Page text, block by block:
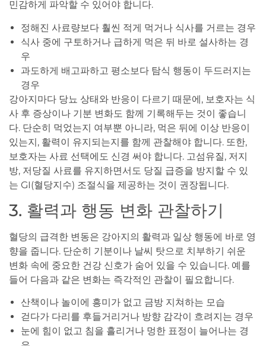
민감하게 파악할 수 있어야 합니다.
정해진 사료량보다 훨씬 적게 먹거나 식사를 거르는 경우
식사 중에 구토하거나 급하게 먹은 뒤 바로 설사하는 경
우
과도하게 배고파하고 평소보다 탐식 행동이 두드러지는
경우
강아지마다 당뇨 상태와 반응이 다르기 때문에, 보호자는 식
사 후 증상이나 기분 변화도 함께 기록해두는 것이 좋습니
다. 단순히 먹었는지 여부뿐 아니라, 먹은 뒤에 이상 반응이
있는지, 활력이 유지되는지를 함께 관찰해야 합니다. 또한,
보호자는 사료 선택에도 신경 써야 합니다. 고섬유질, 저지
방, 저당질 사료를 유지하면서도 당질 급증을 방지할 수 있
는 GI(혈당지수) 조절식을 제공하는 것이 권장됩니다.
3. 활력과 행동 변화 관찰하기
혈당의 급격한 변동은 강아지의 활력과 일상 행동에 바로 영
향을 줍니다. 단순히 기분이나 날씨 탓으로 치부하기 쉬운
변화 속에 중요한 건강 신호가 숨어 있을 수 있습니다. 예를
들어 다음과 같은 변화는 즉각적인 관찰이 필요합니다.
산책이나 놀이에 흥미가 없고 금방 지쳐하는 모습
걷다가 다리를 후들거리거나 방향 감각이 흐려지는 경우
눈에 힘이 없고 침을 흘리거나 멍한 표정이 늘어나는 경